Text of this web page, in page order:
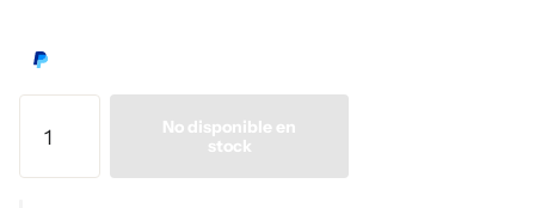
No disponible en
stock